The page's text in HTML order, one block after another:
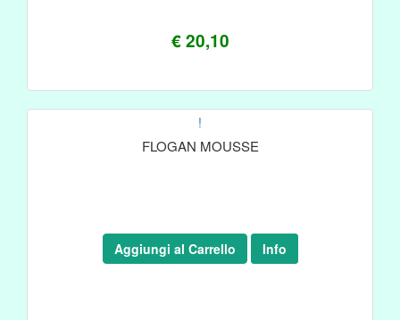
€ 20,10
!
FLOGAN MOUSSE
Aggiungi al Carrello Info